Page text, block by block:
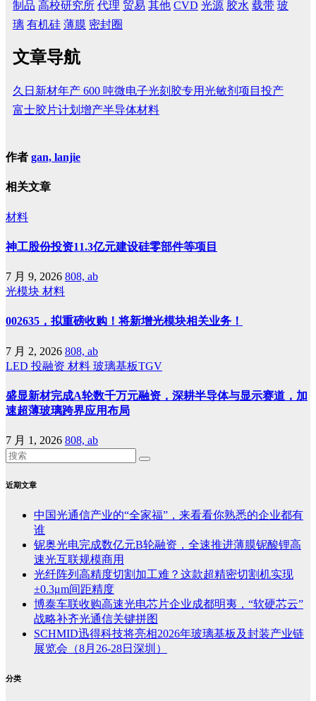
制品 高校研究所 代理 贸易 其他 CVD 光源 胶水 载带 玻
璃 有机硅 薄膜 密封圈
文章导航
久日新材年产 600 吨微电子光刻胶专用光敏剂项目投产
富士胶片计划增产半导体材料
作者 gan, lanjie
相关文章
材料
神工股份投资11.3亿元建设硅零部件等项目
7 月 9, 2026 808, ab
光模块 材料
002635，拟重磅收购！将新增光模块相关业务！
7 月 2, 2026 808, ab
LED 投融资 材料 玻璃基板TGV
盛显新材完成A轮数千万元融资，深耕半导体与显示赛道，加
速超薄玻璃跨界应用布局
7 月 1, 2026 808, ab
近期文章
中国光通信产业的“全家福”，来看看你熟悉的企业都有
谁
铌奥光电完成数亿元B轮融资，全速推进薄膜铌酸锂高
速光互联规模商用
光纤阵列高精度切割加工难？这款超精密切割机实现
±0.3μm间距精度
博泰车联收购高速光电芯片企业成都明夷，“软硬芯云”
战略补齐光通信关键拼图
SCHMID迅得科技将亮相2026年玻璃基板及封装产业链
展览会（8月26-28日深圳）
分类